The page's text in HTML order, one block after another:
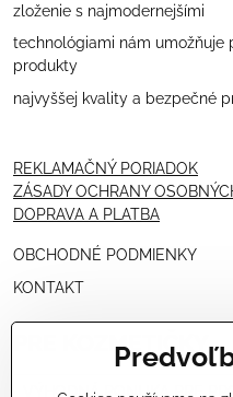
zloženie s najmodernejšími
technológiami nám umožňuje
produkty
najvyššej kvality a bezpečné
REKLAMAČNÝ PORIADOK
ZÁSADY OCHRANY
DOPRAVA A PLATBA
OBCHODNÉ PODMIENKY
KONTAKT
PRE KOZMETIČKY
VÝHODNÁ PONUKA PRE